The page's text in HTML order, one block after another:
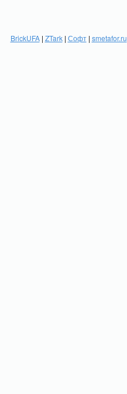
BrickUFA| ZTark| Софт| smetafor.ru